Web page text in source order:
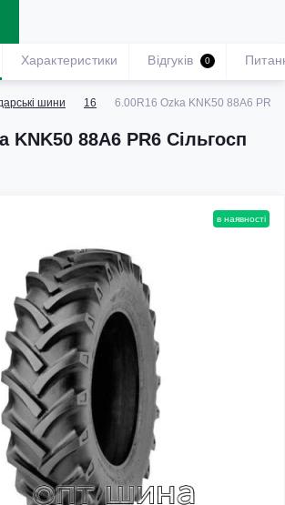
шини 16 6.00R16 Ozka KNK50 88A6 PR6
KNK50 88A6 PR6 Сільгосп
Характеристики Відгуків 0
в наявності